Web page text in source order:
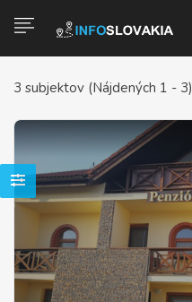
3 subjektov (Nájdených 1 - 3)